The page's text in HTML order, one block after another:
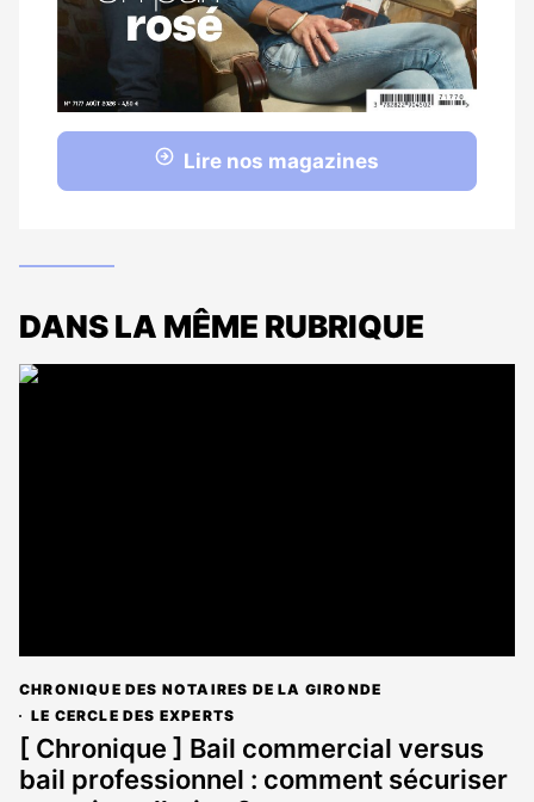
Lire nos magazines
DANS LA MÊME RUBRIQUE
CHRONIQUE DES NOTAIRES DE LA GIRONDE
LE CERCLE DES EXPERTS
[ Chronique ] Bail commercial versus
bail professionnel : comment sécuriser